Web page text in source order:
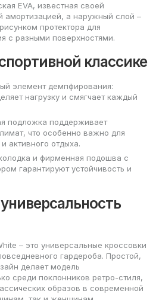
EVA, известная своей
амортизацией, а наружный слой –
протектора для
с разными поверхностями.
классике
элемент демпфирования:
нагрузку и смягчает каждый
подложка поддерживает
что особенно важно для
активного отдыха.
и фирменная подошва с
гарантируют устойчивость и
– это универсальные кроссовки
гардероба. Простой,
делает модель
среди поклонников ретро-стиля,
образов в современной